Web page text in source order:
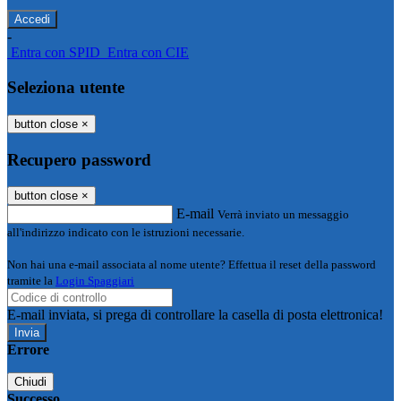
-
Entra con SPID Entra con CIE
Seleziona utente
button close ×
Recupero password
button close ×
E-mail Verrà inviato un messaggio
all'indirizzo indicato con le istruzioni necessarie.
Non hai una e-mail associata al nome utente? Effettua il reset della password
tramite la Login Spaggiari
E-mail inviata, si prega di controllare la casella di posta elettronica!
Errore
Chiudi